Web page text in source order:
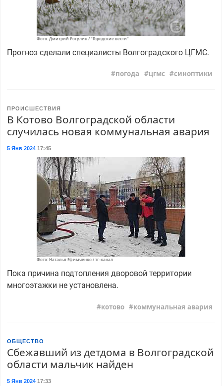
Фото: Дмитрий Рогулин / "Городские вести"
Прогноз сделали специалисты Волгоградского ЦГМС.
погода цгмс синоптики
ПРОИСШЕСТВИЯ
В Котово Волгоградской области
случилась новая коммунальная авария
5 Янв 202417:45
Фото: Наталья Ефимченко / тг-канал
Пока причина подтопления дворовой территории
многоэтажки не установлена.
котово коммунальная авария
ОБЩЕСТВО
Сбежавший из детдома в Волгоградской
области мальчик найден
5 Янв 202417:33